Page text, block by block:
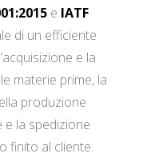
e IATF
di un efficiente
e la
materie prime, la
produzione
e la spedizione
finito al cliente.